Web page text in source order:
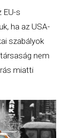
EU-s
ha az USA-
szabályok
nem
miatti